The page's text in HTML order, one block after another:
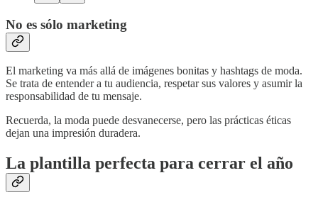
No es sólo marketing
El marketing va más allá de imágenes bonitas y hashtags de moda.
Se trata de entender a tu audiencia, respetar sus valores y asumir la
responsabilidad de tu mensaje.
Recuerda, la moda puede desvanecerse, pero las prácticas éticas
dejan una impresión duradera.
La plantilla perfecta para cerrar el año